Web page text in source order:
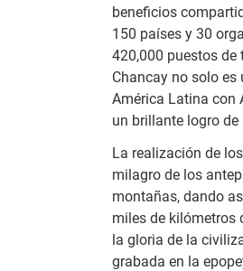
beneficios
150 países y 30
420,000 puestos de
Chancay no solo
América Latina con
un brillante logro
La realización de
milagro de los
montañas, dando
miles de kilómetros
la gloria de la
grabada en la